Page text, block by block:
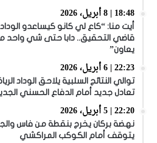
18:48 | 8 أبريل، 2026
أيت منا: “كاع لي كانو كيساعدو
قاضي التحقيق.. دابا حتى شي واحد
يعاون”
22:23 | 6 أبريل، 2026
توالي النتائج السلبية يلاحق الوداد
تعادل جديد أمام الدفاع الحسني
22:20 | 5 أبريل، 2026
نهضة بركان يخرج بنقطة من فاس
يتوقف أمام الكوكب المراكشي